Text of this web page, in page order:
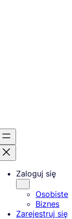
Zaloguj się
Osobiste
Biznes
Zarejestruj się